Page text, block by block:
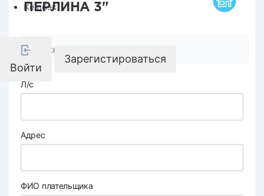
Кешбэк
Войти
Зарегистироваться
ПЕРЛИНА 3"
Реквизиты компании
Л/с
Адрес
ФИО плательщика